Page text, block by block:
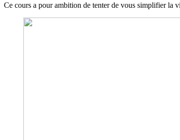
Ce cours a pour ambition de tenter de vous simplifier la